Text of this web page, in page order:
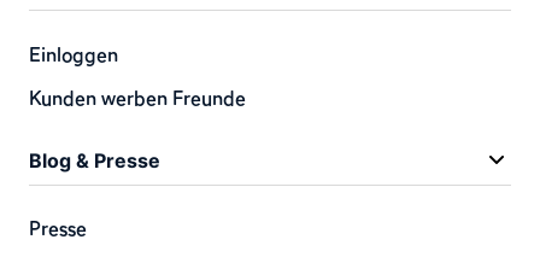
Einloggen
Kunden werben Freunde
Blog & Presse
Presse